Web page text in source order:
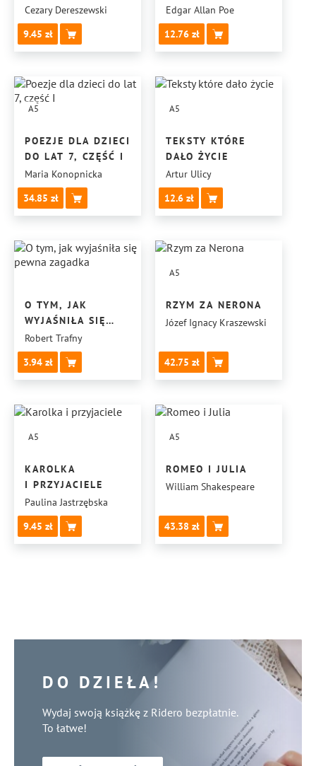
Cezary Dereszewski
9.45
Edgar Allan Poe
12.76
A5
POEZJE DLA DZIECI
DO LAT 7, CZĘŚĆ I
Maria Konopnicka
34.85
A5
TEKSTY KTÓRE
DAŁO ŻYCIE
Artur Ulicy
12.6
O TYM, JAK
WYJAŚNIŁA SIĘ
PEWNA ZAGADKA
Robert Trafny
3.94
A5
RZYM ZA NERONA
Józef Ignacy Kraszewski
42.75
A5
KAROLKA
I PRZYJACIELE
Paulina Jastrzębska
9.45
A5
ROMEO I JULIA
William Shakespeare
43.38
DO DZIEŁA!
Wydaj swoją książkę z Ridero bezpłatnie.
To łatwe!